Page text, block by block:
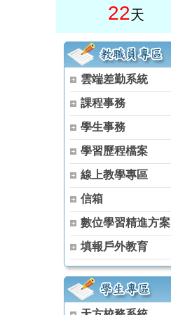
程 (原住民族專班)
程 (原住民族專班)
程 (原住民族專班)
程 (原住民族專班)
程 (原住民族專班)
(原住民族專班)
(原住民族專班)
學程 (原住民族專班)
學程 (原住民族專班)
22天
雲端差勤系統
課程事務
學生事務
學習歷程檔案
線上教學專區
信箱
數位學習精進方案
填報戶外教育